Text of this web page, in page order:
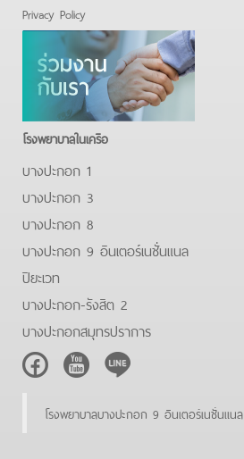
Privacy Policy
โรงพยาบาลในเครือ
บางปะกอก 1
บางปะกอก 3
บางปะกอก 8
บางปะกอก 9 อินเตอร์เนชั่นแนล
ปิยะเวท
บางปะกอก-รังสิต 2
บางปะกอกสมุทรปราการ
FacebookYoutubeLine
โรงพยาบาลบางปะกอก 9 อินเตอร์เนชั่นแนล